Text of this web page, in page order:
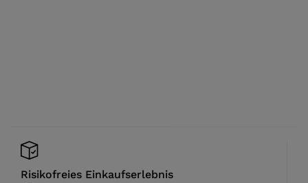
Risikofreies Einkaufserlebnis